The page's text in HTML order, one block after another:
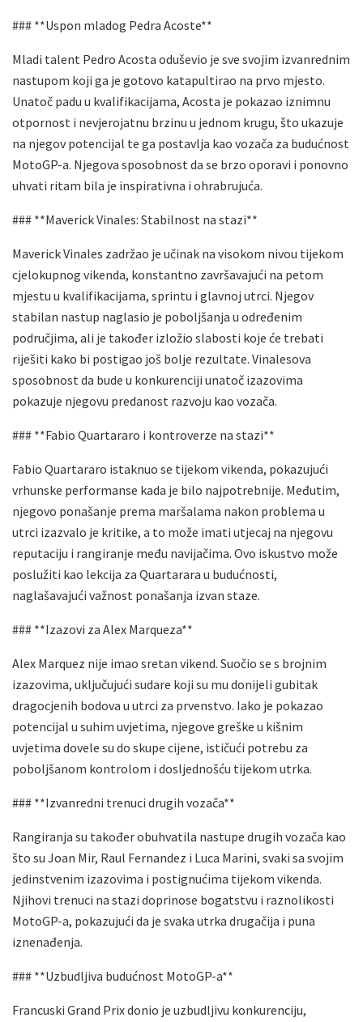
### **Uspon mladog Pedra Acoste**
Mladi talent Pedro Acosta oduševio je sve svojim izvanrednim
nastupom koji ga je gotovo katapultirao na prvo mjesto.
Unatoč padu u kvalifikacijama, Acosta je pokazao iznimnu
otpornost i nevjerojatnu brzinu u jednom krugu, što ukazuje
na njegov potencijal te ga postavlja kao vozača za budućnost
MotoGP-a. Njegova sposobnost da se brzo oporavi i ponovno
uhvati ritam bila je inspirativna i ohrabrujuća.
### **Maverick Vinales: Stabilnost na stazi**
Maverick Vinales zadržao je učinak na visokom nivou tijekom
cjelokupnog vikenda, konstantno završavajući na petom
mjestu u kvalifikacijama, sprintu i glavnoj utrci. Njegov
stabilan nastup naglasio je poboljšanja u određenim
područjima, ali je također izložio slabosti koje će trebati
riješiti kako bi postigao još bolje rezultate. Vinalesova
sposobnost da bude u konkurenciji unatoč izazovima
pokazuje njegovu predanost razvoju kao vozača.
### **Fabio Quartararo i kontroverze na stazi**
Fabio Quartararo istaknuo se tijekom vikenda, pokazujući
vrhunske performanse kada je bilo najpotrebnije. Međutim,
njegovo ponašanje prema maršalama nakon problema u
utrci izazvalo je kritike, a to može imati utjecaj na njegovu
reputaciju i rangiranje među navijačima. Ovo iskustvo može
poslužiti kao lekcija za Quartarara u budućnosti,
naglašavajući važnost ponašanja izvan staze.
### **Izazovi za Alex Marqueza**
Alex Marquez nije imao sretan vikend. Suočio se s brojnim
izazovima, uključujući sudare koji su mu donijeli gubitak
dragocjenih bodova u utrci za prvenstvo. Iako je pokazao
potencijal u suhim uvjetima, njegove greške u kišnim
uvjetima dovele su do skupe cijene, ističući potrebu za
poboljšanom kontrolom i dosljednošću tijekom utrka.
### **Izvanredni trenuci drugih vozača**
Rangiranja su također obuhvatila nastupe drugih vozača kao
što su Joan Mir, Raul Fernandez i Luca Marini, svaki sa svojim
jedinstvenim izazovima i postignućima tijekom vikenda.
Njihovi trenuci na stazi doprinose bogatstvu i raznolikosti
MotoGP-a, pokazujući da je svaka utrka drugačija i puna
iznenađenja.
### **Uzbudljiva budućnost MotoGP-a**
Francuski Grand Prix donio je uzbudljivu konkurenciju,